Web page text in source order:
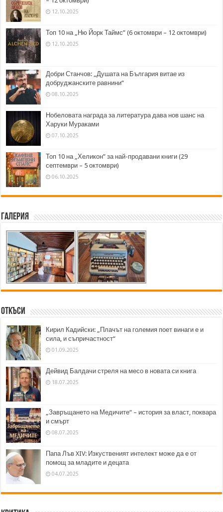
12.10.2025
Топ 10 на „Ню Йорк Таймс” (6 октомври – 12 октомври)
12.10.2025
Добри Станчов: „Душата на България витае из
добруджанските равнини“
08.10.2025
Нобеловата награда за литература дава нов шанс на
Харуки Мураками
07.10.2025
Топ 10 на „Хеликон” за най-продавани книги (29
септември – 5 октомври)
06.10.2025
Галерия
Откъси
Кирил Кадийски: „Плачът на големия поет винаги е и
сила, и съпричастност“
01.09.2025
Дейвид Балдачи стреля на месо в новата си книга
18.07.2025
„Завръщането на Медичите“ – история за власт, поквара
и смърт
08.07.2025
Папа Лъв XIV: Изкуственият интелект може да е от
помощ за младите и децата
04.07.2025